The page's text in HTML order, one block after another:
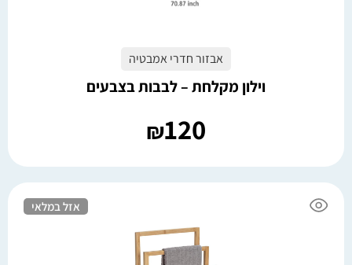
אבזור חדרי אמבטיה
וילון מקלחת – לבבות בצבעים
₪120
אזל במלאי